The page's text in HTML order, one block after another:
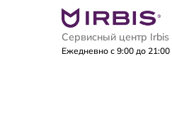
Сервисный центр Irbis
Ежедневно с 9:00 до 21:00